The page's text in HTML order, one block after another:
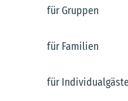
für Gruppen
für Familien
für Individualgäste